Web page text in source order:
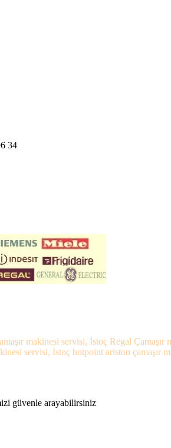
34
makinesi servisi, İstoç Regal Çamaşır
servisi, İstoç hotpoint ariston çamaşır
güvenle arayabilirsiniz